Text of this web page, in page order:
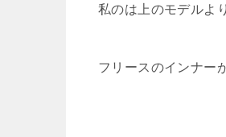
私のは上のモデルよ
フリースのインナー